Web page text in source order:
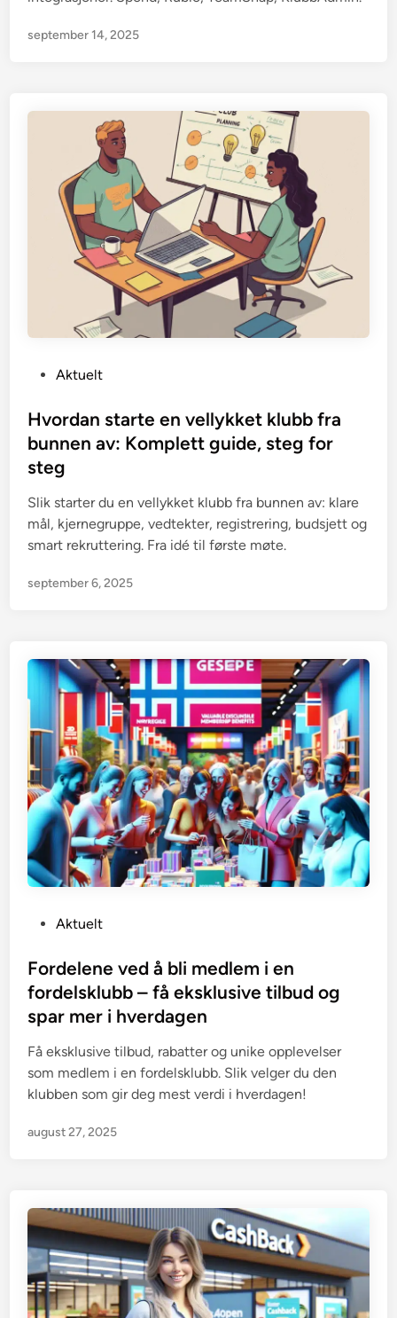
september 14, 2025
s
t
i
n
Aktuelt
Hvordan starte en vellykket klubb fra
bunnen av: Komplett guide, steg for
steg
Slik starter du en vellykket klubb fra bunnen av: klare
mål, kjernegruppe, vedtekter, registrering, budsjett og
smart rekruttering. Fra idé til første møte.
september 6, 2025
s
t
i
n
Aktuelt
Fordelene ved å bli medlem i en
fordelsklubb – få eksklusive tilbud og
spar mer i hverdagen
Få eksklusive tilbud, rabatter og unike opplevelser
som medlem i en fordelsklubb. Slik velger du den
klubben som gir deg mest verdi i hverdagen!
august 27, 2025